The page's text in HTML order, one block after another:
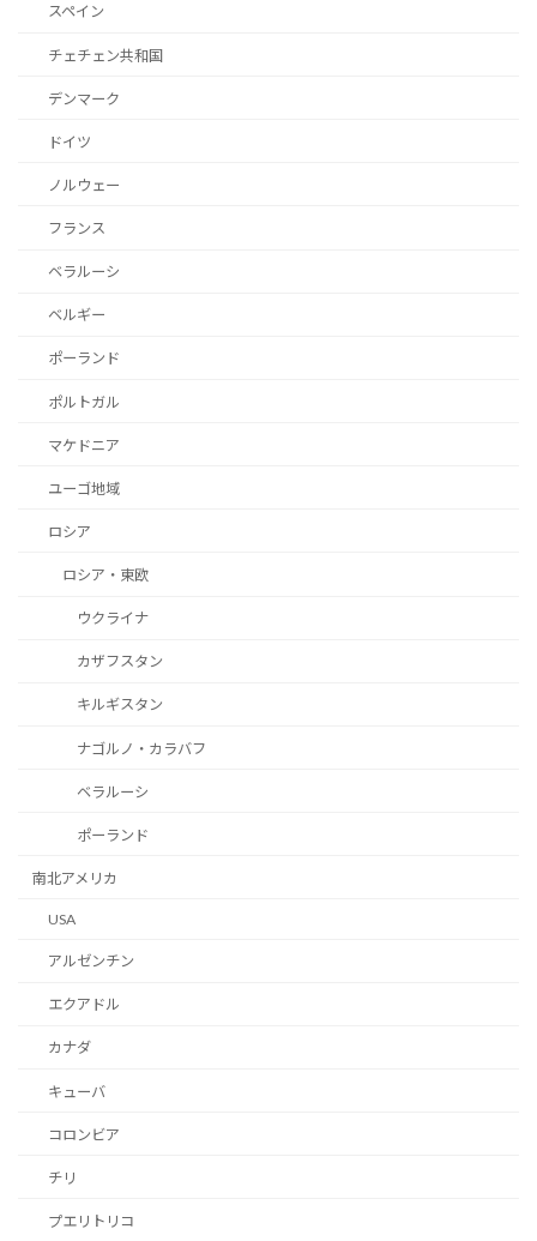
スペイン
チェチェン共和国
デンマーク
ドイツ
ノルウェー
フランス
ベラルーシ
ベルギー
ポーランド
ポルトガル
マケドニア
ユーゴ地域
ロシア
ロシア・東欧
ウクライナ
カザフスタン
キルギスタン
ナゴルノ・カラバフ
ベラルーシ
ポーランド
南北アメリカ
USA
アルゼンチン
エクアドル
カナダ
キューバ
コロンビア
チリ
プエリトリコ